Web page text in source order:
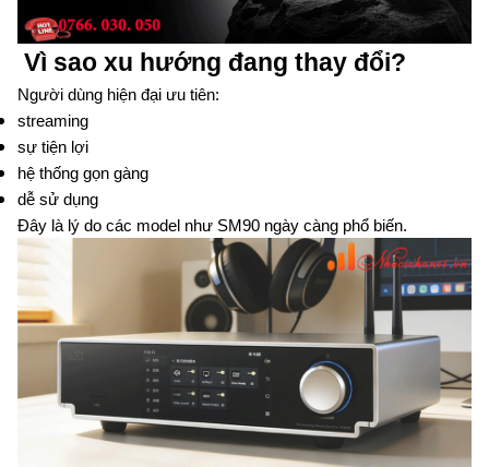
Vì sao xu hướng đang thay đổi?
Người dùng hiện đại ưu tiên:
streaming
sự tiện lợi
hệ thống gọn gàng
dễ sử dụng
Đây là lý do các model như SM90 ngày càng phổ biến.